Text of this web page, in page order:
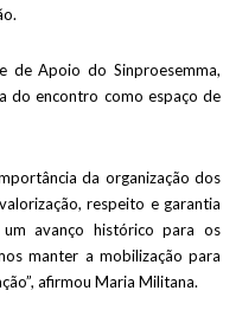
de Apoio do Sinproesemma,
do encontro como espaço de
da organização dos
respeito e garantia
avanço histórico para os
manter a mobilização para
afirmou Maria Militana.